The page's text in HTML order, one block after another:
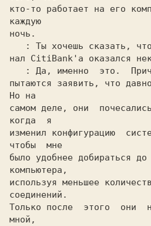
кто-то работает на его
каждую
ночь.
: Ты хочешь сказать,
нал CitiBank'а оказался
: Да, именно  это.
пытаются заявить, что
Но на
самом деле, они
когда  я
изменил конфигурацию
чтобы  мне
было удобнее добираться
компьютера,
используя меньшее
соединений.
Только после  этого  они
мной,